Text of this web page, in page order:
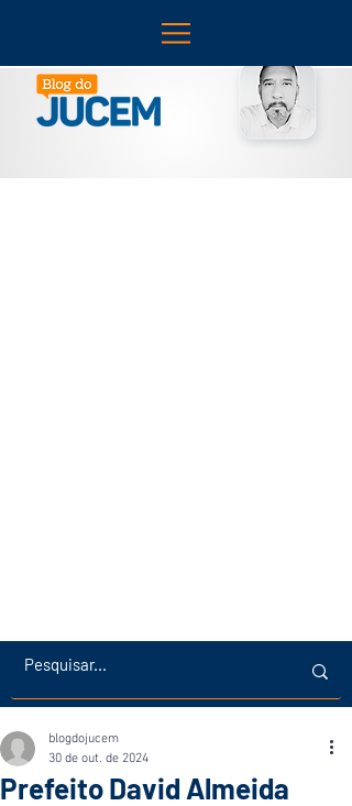
Prefeito David Almeida
blogdojucem
30 de out. de 2024